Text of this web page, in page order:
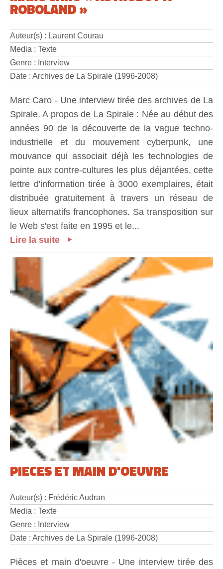
ROBOLAND »
Auteur(s) : Laurent Courau
Media : Texte
Genre : Interview
Date : Archives de La Spirale (1996-2008)
Marc Caro - Une interview tirée des archives de La
Spirale. A propos de La Spirale : Née au début des
années 90 de la découverte de la vague techno-
industrielle et du mouvement cyberpunk, une
mouvance qui associait déjà les technologies de
pointe aux contre-cultures les plus déjantées, cette
lettre d'information tirée à 3000 exemplaires, était
distribuée gratuitement à travers un réseau de
lieux alternatifs francophones. Sa transposition sur
le Web s'est faite en 1995 et le...
Lire la suite
PIECES ET MAIN D'OEUVRE
Auteur(s) : Frédéric Audran
Media : Texte
Genre : Interview
Date : Archives de La Spirale (1996-2008)
Pièces et main d'oeuvre - Une interview tirée des